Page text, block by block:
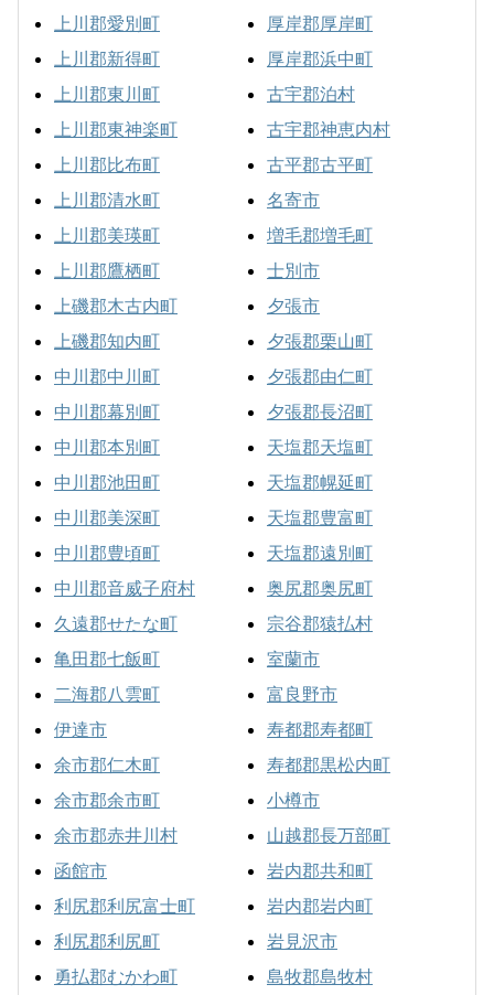
上川郡愛別町
上川郡新得町
上川郡東川町
上川郡東神楽町
上川郡比布町
上川郡清水町
上川郡美瑛町
上川郡鷹栖町
上磯郡木古内町
上磯郡知内町
中川郡中川町
中川郡幕別町
中川郡本別町
中川郡池田町
中川郡美深町
中川郡豊頃町
中川郡音威子府村
久遠郡せたな町
亀田郡七飯町
二海郡八雲町
伊達市
余市郡仁木町
余市郡余市町
余市郡赤井川村
函館市
利尻郡利尻富士町
利尻郡利尻町
勇払郡むかわ町
厚岸郡厚岸町
厚岸郡浜中町
古宇郡泊村
古宇郡神恵内村
古平郡古平町
名寄市
増毛郡増毛町
士別市
夕張市
夕張郡栗山町
夕張郡由仁町
夕張郡長沼町
天塩郡天塩町
天塩郡幌延町
天塩郡豊富町
天塩郡遠別町
奥尻郡奥尻町
宗谷郡猿払村
室蘭市
富良野市
寿都郡寿都町
寿都郡黒松内町
小樽市
山越郡長万部町
岩内郡共和町
岩内郡岩内町
岩見沢市
島牧郡島牧村